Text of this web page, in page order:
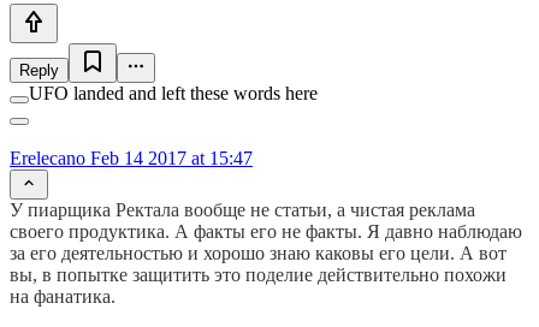
Reply
UFO landed and left these words here
Erelecano Feb 14 2017 at 15:47
У пиарщика Ректала вообще не статьи, а чистая реклама
своего продуктика. А факты его не факты. Я давно наблюдаю
за его деятельностью и хорошо знаю каковы его цели. А вот
вы, в попытке защитить это поделие действительно похожи
на фанатика.